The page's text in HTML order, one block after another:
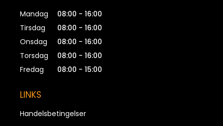
Mandag
08:00 - 16:00
Tirsdag
08:00 - 16:00
Onsdag
08:00 - 16:00
Torsdag
08:00 - 16:00
Fredag
08:00 - 15:00
LINKS
Handelsbetingelser